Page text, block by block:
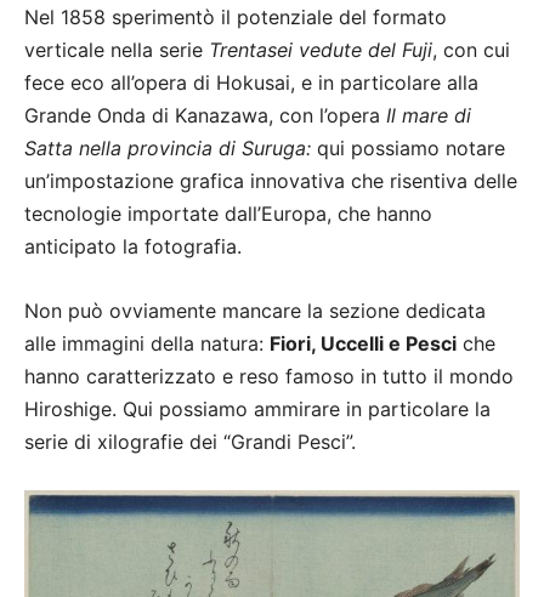
Nel 1858 sperimentò il potenziale del formato
verticale nella serie Trentasei vedute del Fuji, con cui
fece eco all’opera di Hokusai, e in particolare alla
Grande Onda di Kanazawa, con l’opera Il mare di
Satta nella provincia di Suruga: qui possiamo notare
un’impostazione grafica innovativa che risentiva delle
tecnologie importate dall’Europa, che hanno
anticipato la fotografia.
Non può ovviamente mancare la sezione dedicata
alle immagini della natura: Fiori, Uccelli e Pesci che
hanno caratterizzato e reso famoso in tutto il mondo
Hiroshige. Qui possiamo ammirare in particolare la
serie di xilografie dei “Grandi Pesci”.